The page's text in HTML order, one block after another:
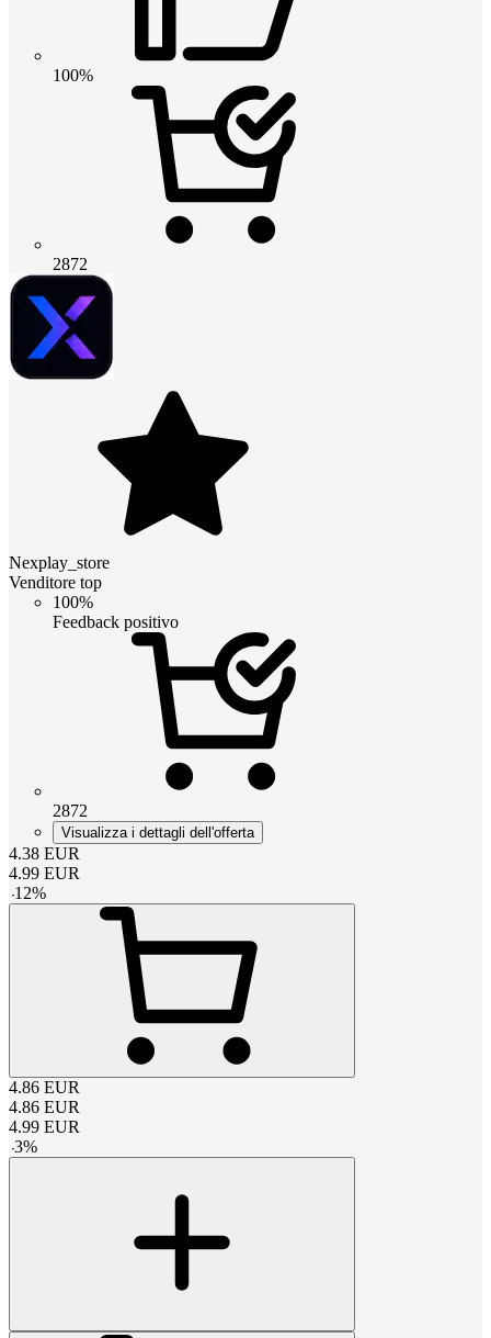
100%
2872
Nexplay_store
Venditore top
100%
Feedback positivo
2872
Visualizza i dettagli dell'offerta
4.38 EUR
4.99 EUR
-12%
4.86 EUR
4.86 EUR
4.99 EUR
-3%